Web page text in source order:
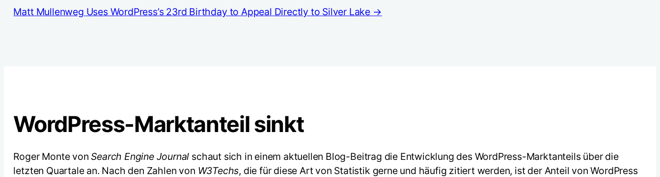
Matt Mullenweg Uses WordPress’s 23rd Birthday to Appeal Directly to Silver Lake →
WordPress-Marktanteil sinkt
Roger Monte von Search Engine Journal schaut sich in einem aktuellen Blog-Beitrag die Entwicklung des WordPress-Marktanteils über die
letzten Quartale an. Nach den Zahlen von W3Techs, die für diese Art von Statistik gerne und häufig zitiert werden, ist der Anteil von WordPress